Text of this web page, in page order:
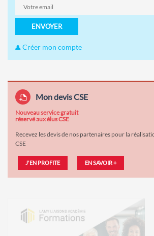
ENVOYER
Créer mon compte
Mon devis CSE
Nouveau service gratuit
réservé aux élus CSE
Recevez les devis de nos partenaires pour la
CSE
J'EN PROFITE EN SAVOIR +